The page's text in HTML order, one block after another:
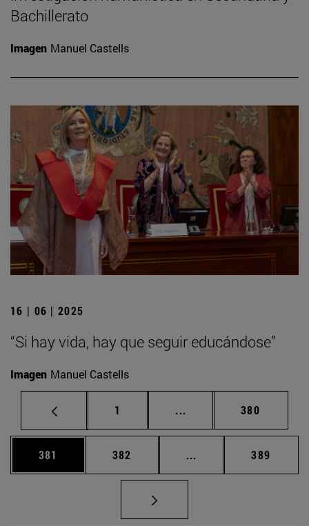
Bachillerato
Imagen Manuel Castells
16 | 06 | 2025
“Si hay vida, hay que seguir educándose”
Imagen Manuel Castells
Página
1 ... Páginas intermedias
Página
380
Página
381 Página
382 ... Páginas intermedias
Página
389